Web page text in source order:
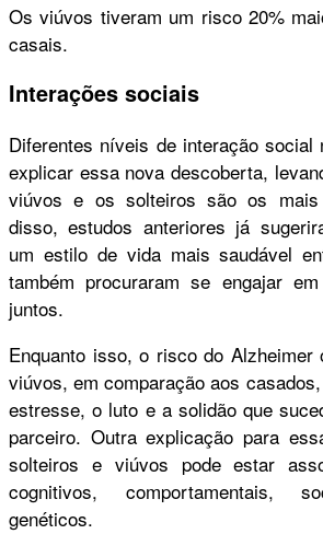
Os viúvos tiveram um risco 20%
casais.
Interações sociais
Diferentes níveis de interação social
explicar essa nova descoberta,
viúvos e os solteiros são os mais
disso, estudos anteriores já
um estilo de vida mais saudável
também procuraram se engajar
juntos.
Enquanto isso, o risco do Alzheimer
viúvos, em comparação aos
estresse, o luto e a solidão que
parceiro. Outra explicação para
solteiros e viúvos pode estar
cognitivos, comportamentais,
genéticos.